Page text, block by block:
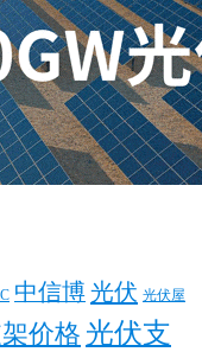
中信博光伏 光伏屋
价格 光伏支